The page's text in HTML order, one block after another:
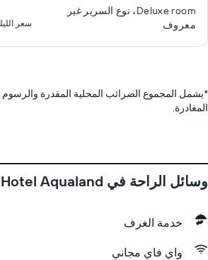
Deluxe room، نوع السرير غير
معروف
سعر
*يشمل المجموع الضرائب المحلية المقدرة
المغادرة.
وسائل الراحة في Hotel Aqualand
خدمة الغرف
واي فاي مجاني